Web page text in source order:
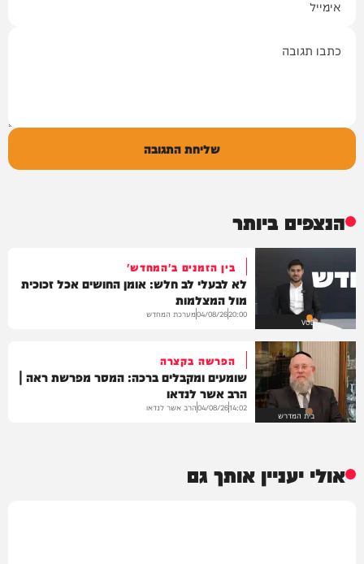
שליחת התגובה
הנצפים ביותר
VOD
בין הזמנים ב'המחדש'
לא לבעלי לב חלש: אומן החושים אכל זכוכית
מול המצלמות
20:00
04/08/26מערכת המחדש
בית המדרש
הפרשה בקצרה
שומעים ומקבלים ברכה: המסר מפרשת ראה |
הרב אשר לנדאו
14:02
04/08/26הרב אשר לנדאו
אולי יעניין אותך גם